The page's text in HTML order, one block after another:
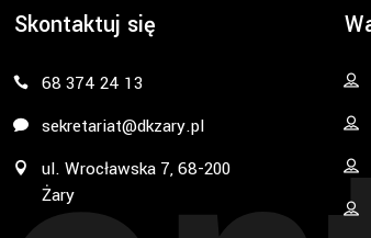
Skontaktuj się
68 374 24 13
sekretariat@dkzary.pl
ul. Wrocławska 7, 68-200
Żary